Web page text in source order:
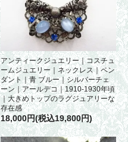
アンティークジュエリー｜コスチュ
ームジュエリー｜ネックレス｜ペン
ダント｜青 ブルー｜シルバーチェ
ーン｜アールデコ｜1910-1930年頃
｜大きめトップのラグジュアリーな
存在感
18,000円(税込19,800円)